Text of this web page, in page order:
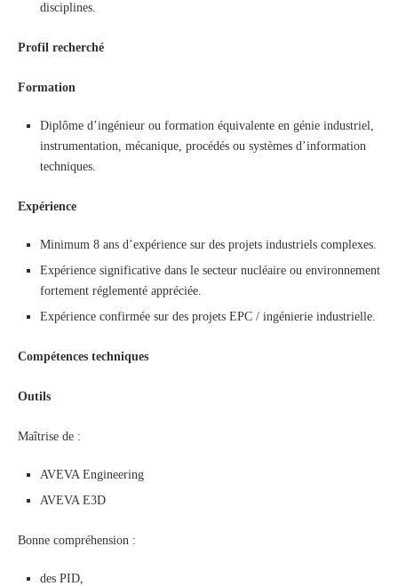
disciplines.
Profil recherché
Formation
Diplôme d’ingénieur ou formation équivalente en génie industriel,
instrumentation, mécanique, procédés ou systèmes d’information
techniques.
Expérience
Minimum 8 ans d’expérience sur des projets industriels complexes.
Expérience significative dans le secteur nucléaire ou environnement
fortement réglementé appréciée.
Expérience confirmée sur des projets EPC / ingénierie industrielle.
Compétences techniques
Outils
Maîtrise de :
AVEVA Engineering
AVEVA E3D
Bonne compréhension :
des PID,